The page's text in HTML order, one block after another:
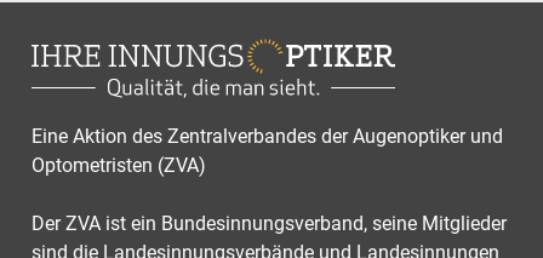
Eine Aktion des Zentralverbandes der Augenoptiker und
Optometristen (ZVA)
Der ZVA ist ein Bundesinnungsverband, seine Mitglieder
sind die Landesinnungsverbände und Landesinnungen